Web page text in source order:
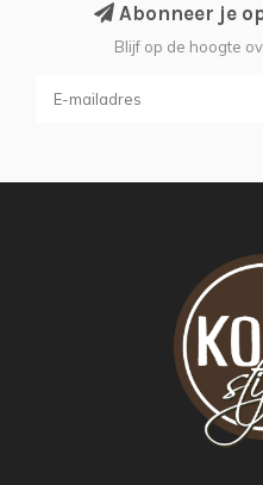
Abonneer je
Blijf op de hoogte